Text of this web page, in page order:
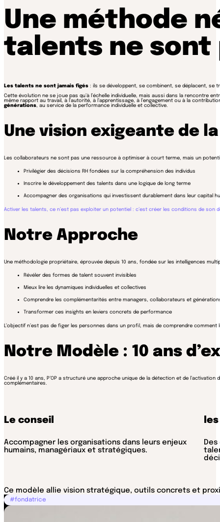
Une méthode
talents ne sont
Les talents ne sont jamais figés : ils se développent, se combinent, se déplacent, se
Cette évolution ne se joue pas qu’à l’échelle individuelle, mais aussi dans la rencontre
même rapport au travail, à l’autorité, à l’apprentissage, à l’engagement ou à la
générations , au service de la performance individuelle et collective.
Une vision exigeante de
Les collaborateurs ne sont pas une ressource à optimiser à court terme, mais un
Privilégier des décisions RH fondées sur la compréhension des individus
Inscrire le développement des talents dans une logique de long terme
Accompagner des organisations qui investissent durablement dans leur capital
Activer les talents, ce n’est pas exploiter un potentiel : c’est créer les conditions de son
Notre Approche
Une méthodologie propriétaire, éprouvée depuis 10 ans, fondée sur les intelligences
Révéler des formes de talent souvent invisibles
Mieux lire les dynamiques individuelles et collectives
Comprendre les complémentarités entre managers, collaborateurs et
Transformer ces insights en leviers concrets de performance
L’objectif n’est pas de figer les personnes dans un profil, mais de comprendre
Notre Modèle : 10 ans
Créé il y a 10 ans, P’OP a structuré une approche unique de la détection et de
complémentaires.
Le conseil
Accompagner les organisations dans leurs enjeux
humains, managériaux et stratégiques.
Ce modèle allie vision stratégique, outils concrets et
#fondatrice